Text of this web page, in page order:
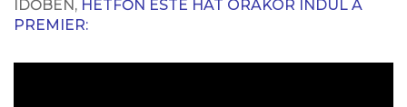
IDŐBEN, HÉTFŐN ESTE HAT ÓRAKOR INDUL A
PREMIER: